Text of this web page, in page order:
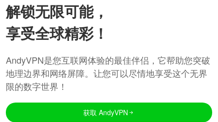
解锁无限可能，
享受全球精彩！
AndyVPN是您互联网体验的最佳伴侣，它帮助您突破
地理边界和网络屏障。让您可以尽情地享受这个无界
限的数字世界！
获取 AndyVPN